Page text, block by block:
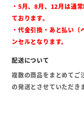
・5月、8月、12月は通
ております。
・代金引換・あと払い
ンセルとなります。
複数の商品をまとめてご
の発送とさせていただき